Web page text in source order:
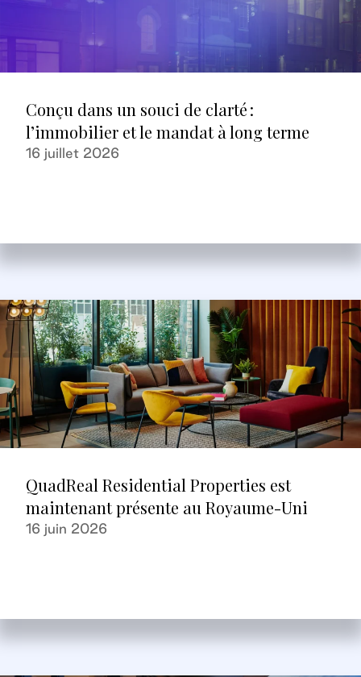
Conçu dans un souci de clarté :
l’immobilier et le mandat à long terme
16 juillet 2026
QuadReal Residential Properties est
maintenant présente au Royaume-Uni
16 juin 2026